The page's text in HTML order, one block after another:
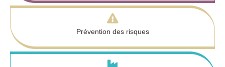
Prévention des risques